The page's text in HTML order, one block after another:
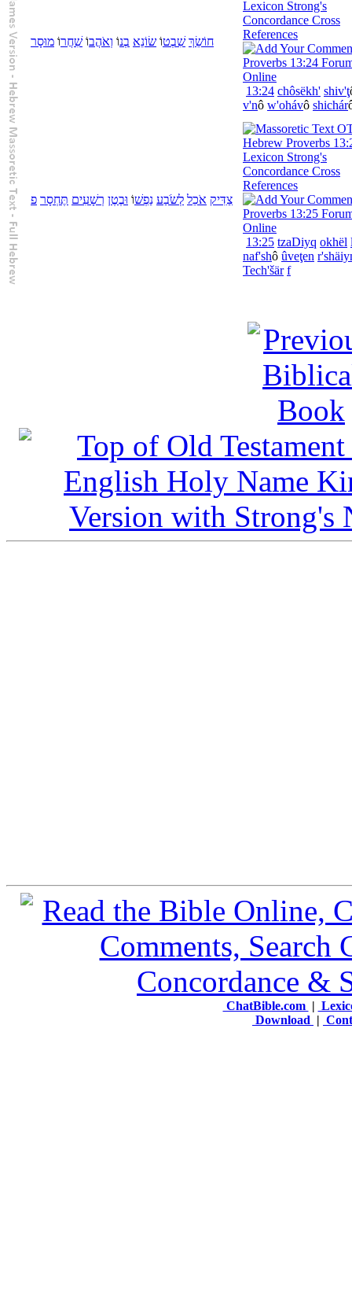
חוֹשֵׂךְ שִׁבְטוֹ שׂוֹנֵא בְנוֹ וְאֹהֲבוֹ שִׁחֲרוֹ מוּסָר
13:24 chôsëkh' shiv'ţ
v'nô w'ohávô shichár
צַדִּיק אֹכֵל לְשֹׂבַע נַפְשׁוֹ וּבֶטֶן רְשָׁעִים תֶּחְסָר פ
13:25 tzaDiyq okhël
naf'shô ûveţen
Tech'šär f
ChatBible.com |
Download |